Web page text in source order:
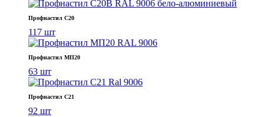
Профнастил С20
117 шт
Профнастил МП20
63 шт
Профнастил С21
92 шт